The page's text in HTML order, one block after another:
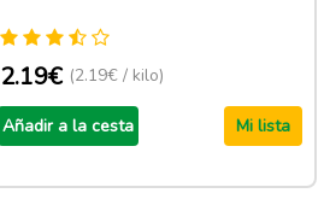
2.19€ (2.19€ / kilo)
Añadir a la cesta Mi lista